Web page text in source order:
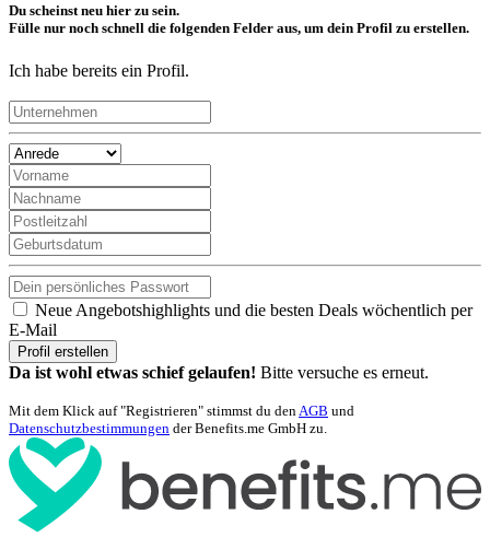
Du scheinst neu hier zu sein.
Fülle nur noch schnell die folgenden Felder aus, um dein Profil zu erstellen.
Ich habe bereits ein Profil.
Neue Angebotshighlights und die besten Deals wöchentlich per
E-Mail
Profil erstellen
Da ist wohl etwas schief gelaufen! Bitte versuche es erneut.
Mit dem Klick auf "Registrieren" stimmst du denAGB und
Datenschutzbestimmungen der Benefits.me GmbH zu.